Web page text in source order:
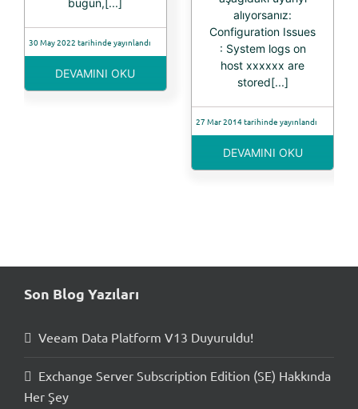
30 May 2022 tarihinde yayınlandı
DEVAMINI OKU
alıyorsanız:
Configuration Issues
: System logs on
host xxxxxx are
stored[...]
27 Mar 2014 tarihinde yayınlandı
DEVAMINI OKU
Son Blog Yazıları
Veeam Data Platform V13 Duyuruldu!
Exchange Server Subscription Edition (SE) Hakkında
Her Şey